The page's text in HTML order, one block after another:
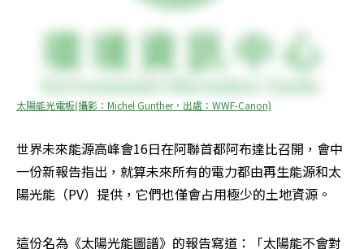
太陽能光電板(攝影：Michel Gunther，出處：WWF-Canon)
世界未來能源高峰會16日在阿聯首都阿布達比召開，會中
一份新報告指出，就算未來所有的電力都由再生能源和太
陽光能（PV）提供，它們也僅會占用極少的土地資源。
這份名為《太陽光能圖譜》的報告寫道：「太陽能不會對